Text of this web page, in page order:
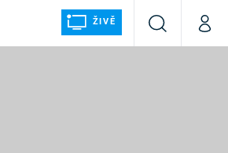
ŽIVĚ
VyhledáváníMůj